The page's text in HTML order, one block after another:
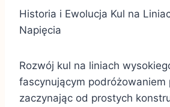
Historia i Ewolucja Kul na
Napięcia
Rozwój kul na liniach
fascynującym podróżowaniem
zaczynając od prostych